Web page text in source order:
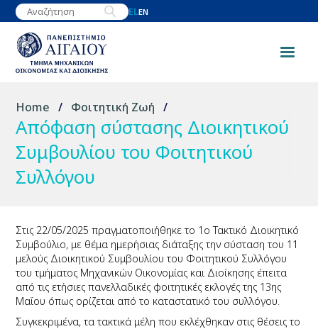
Παράκαμψη
προς
κυρίως
περιεχόμενο
ELEN
Breadcrumb
Home Φοιτητική Ζωή
Απόφαση σύστασης Διοικητικού
Συμβουλίου του Φοιτητικού
Συλλόγου
Στις 22/05/2025 πραγματοποιήθηκε το 1ο Τακτικό Διοικητικό
Συμβούλιο, με θέμα ημερήσιας διάταξης την σύσταση του 11
μελούς Διοικητικού Συμβουλίου του Φοιτητικού Συλλόγου
του τμήματος Μηχανικών Οικονομίας και Διοίκησης έπειτα
από τις ετήσιες πανελλαδικές φοιτητικές εκλογές της 13ης
Μαΐου όπως ορίζεται από το καταστατικό του συλλόγου.
Συγκεκριμένα, τα τακτικά μέλη που εκλέχθηκαν στις θέσεις το